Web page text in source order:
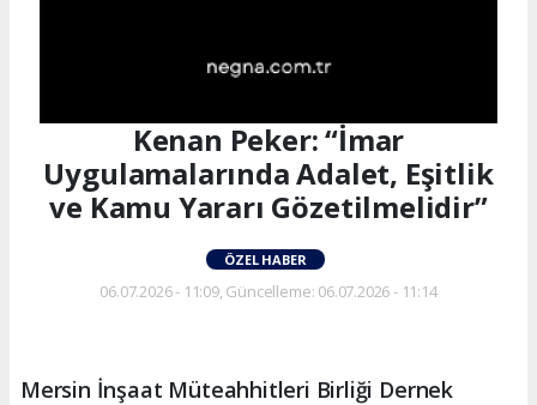
Kenan Peker: “İmar
Uygulamalarında Adalet, Eşitlik
ve Kamu Yararı Gözetilmelidir”
ÖZEL HABER
06.07.2026 - 11:09, Güncelleme: 06.07.2026 - 11:14
Mersin İnşaat Müteahhitleri Birliği Dernek